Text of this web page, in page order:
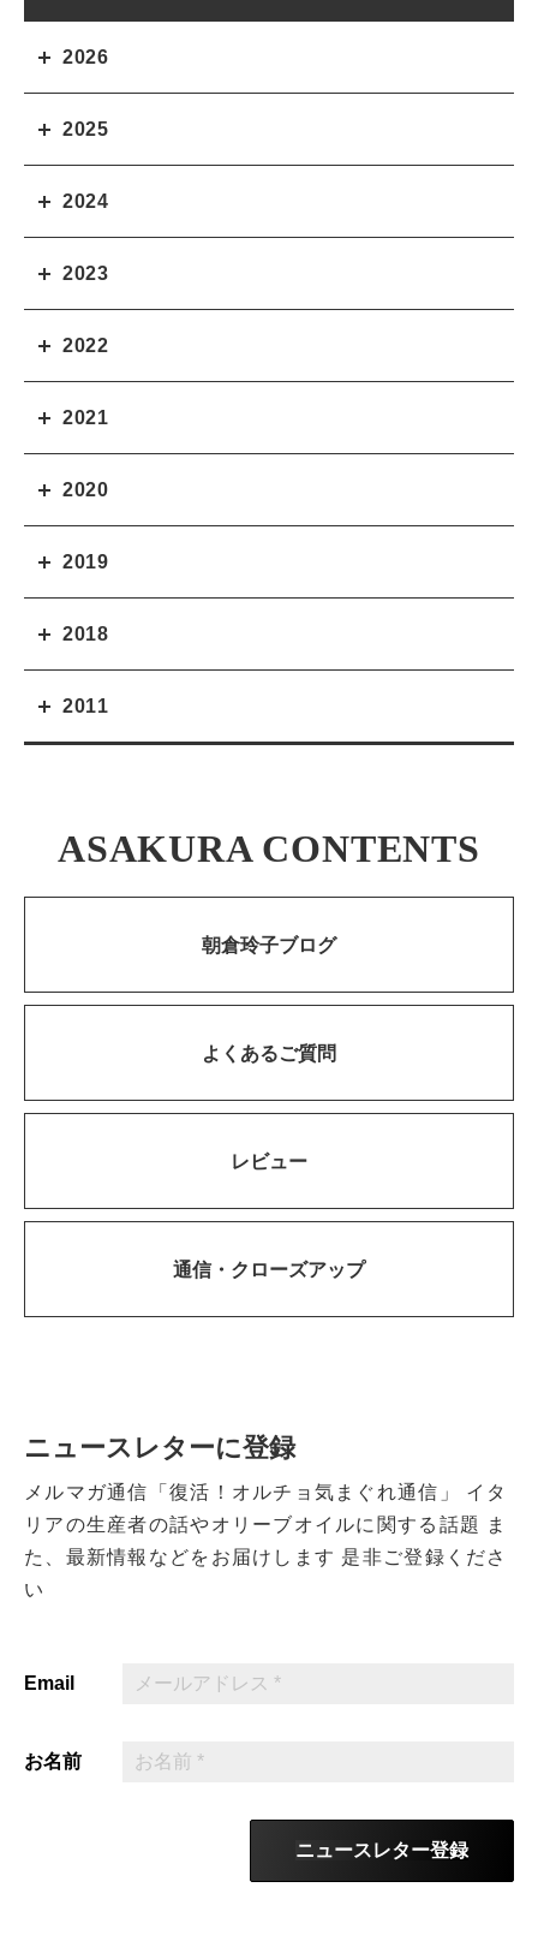
2026
2025
2024
2023
2022
2021
2020
2019
2018
2011
ASAKURA CONTENTS
朝倉玲子ブログ
よくあるご質問
レビュー
通信・ クローズアップ
ニュースレターに登録
メルマガ通信「復活！オルチョ気まぐれ通信」
イタ
リアの生産者の話やオリーブオイルに関する話題
ま
た、最新情報などをお届けします 是非ご登録くださ
い
Email
お名前
ニュースレター登録